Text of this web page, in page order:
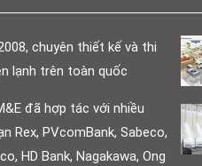
chuyên thiết kế và thi
lạnh trên toàn quốc
đã hợp tác với nhiều
Rex, PVcomBank, Sabeco,
HD Bank, Nagakawa, Ong